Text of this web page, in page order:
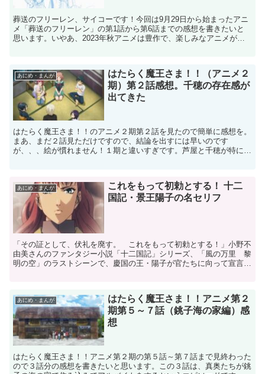
葬送のフリーレン、サイコーです！今回は9月29日から始まったアニ
メ「葬送のフリーレン」の第1話から第6話までの感想を書きたいと
思います。いやあ、2023年秋アニメは豊作で、楽しみなアニメがた
あにめ・まんが
はたらく魔王さま！！（アニメ２
期）第２話感想。千穂の存在感が
出てきた
はたらく魔王さま！！のアニメ２期第２話を見たので簡単に感想を。
まあ、まだ２話見ただけですので、結論を出すには早いのです
が、、、絵が慣れません！１期と違いすぎです。芦屋と千穂が特に違
あにめ・まんが
これをもって初勅とする！ 十二
国記・景王陽子の名セリフ
「その証として、伏礼を廃す。 これをもって初勅とする！」小野不
由美さんのファンタジー小説「十二国記」シリーズ、「風の万里 黎
明の空」のラストシーンで、慶国の王・陽子が官たちに向って宣言し
あにめ・まんが
はたらく魔王さま！！アニメ第２
期第５～７話（銚子海の家編）感
想
はたらく魔王さま！！アニメ第２期の第５話～第７話まで見終わった
ので３話分の感想を書きたいと思います。この３話は、真奥たちが銚